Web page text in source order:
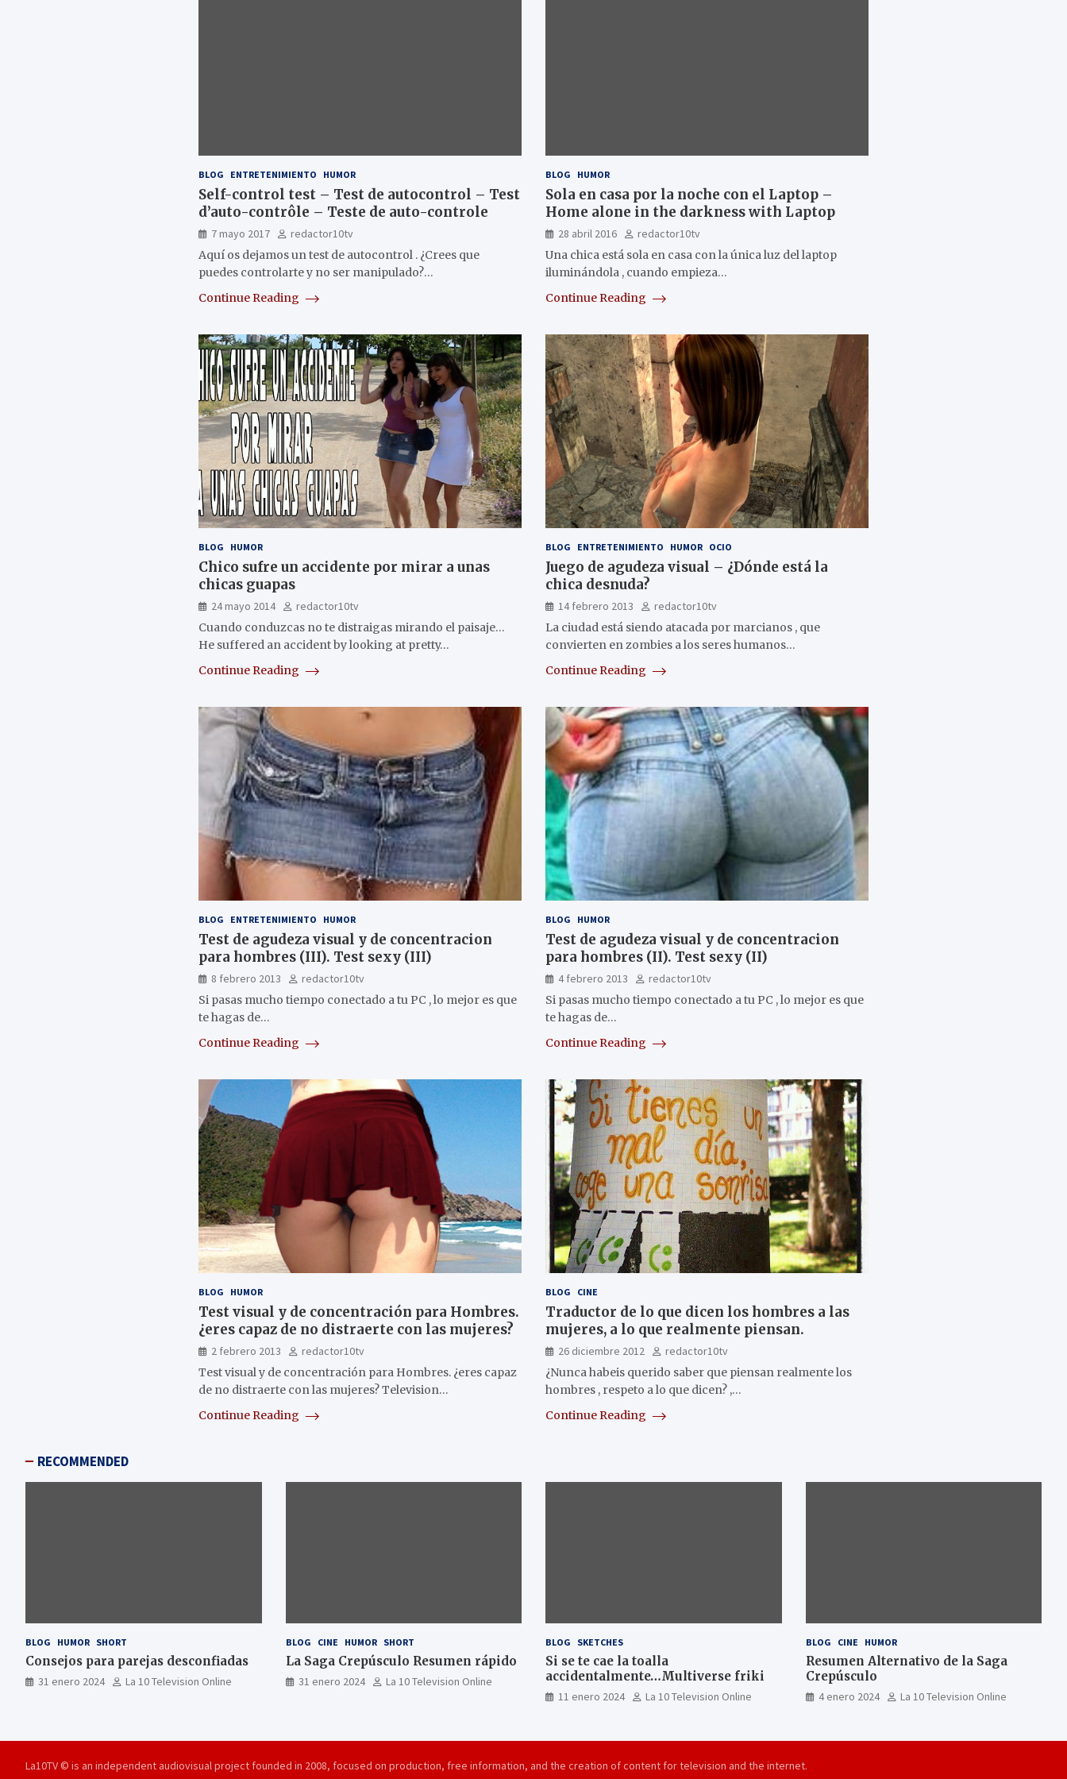
BLOG ENTRETENIMIENTO HUMOR
Self-control test – Test de autocontrol – Test
d’auto-contrôle – Teste de auto-controle
7 mayo 2017
redactor10tv
Aquí os dejamos un test de autocontrol . ¿Crees que
puedes controlarte y no ser manipulado?…
Continue Reading
BLOG HUMOR
Sola en casa por la noche con el Laptop –
Home alone in the darkness with Laptop
28 abril 2016
redactor10tv
Una chica está sola en casa con la única luz del laptop
iluminándola , cuando empieza…
Continue Reading
BLOG HUMOR
Chico sufre un accidente por mirar a unas
chicas guapas
24 mayo 2014
redactor10tv
Cuando conduzcas no te distraigas mirando el paisaje…
He suffered an accident by looking at pretty…
Continue Reading
BLOG ENTRETENIMIENTO HUMOR OCIO
Juego de agudeza visual – ¿Dónde está la
chica desnuda?
14 febrero 2013
redactor10tv
La ciudad está siendo atacada por marcianos , que
convierten en zombies a los seres humanos…
Continue Reading
BLOG ENTRETENIMIENTO HUMOR
Test de agudeza visual y de concentracion
para hombres (III). Test sexy (III)
8 febrero 2013
redactor10tv
Si pasas mucho tiempo conectado a tu PC , lo mejor es que
te hagas de…
Continue Reading
BLOG HUMOR
Test de agudeza visual y de concentracion
para hombres (II). Test sexy (II)
4 febrero 2013
redactor10tv
Si pasas mucho tiempo conectado a tu PC , lo mejor es que
te hagas de…
Continue Reading
BLOG HUMOR
Test visual y de concentración para Hombres.
¿eres capaz de no distraerte con las mujeres?
2 febrero 2013
redactor10tv
Test visual y de concentración para Hombres. ¿eres capaz
de no distraerte con las mujeres? Television…
Continue Reading
BLOG CINE
Traductor de lo que dicen los hombres a las
mujeres, a lo que realmente piensan.
26 diciembre 2012
redactor10tv
¿Nunca habeis querido saber que piensan realmente los
hombres , respeto a lo que dicen? ,…
Continue Reading
RECOMMENDED
BLOG HUMOR SHORT
Consejos para parejas desconfiadas
31 enero 2024 La 10 Television Online
BLOG CINE HUMOR SHORT
La Saga Crepúsculo Resumen rápido
31 enero 2024 La 10 Television Online
BLOG SKETCHES
Si se te cae la toalla
accidentalmente…Multiverse friki
11 enero 2024 La 10 Television Online
BLOG CINE HUMOR
Resumen Alternativo de la Saga
Crepúsculo
4 enero 2024 La 10 Television Online
La10TV © is an independent audiovisual project founded in 2008, focused on production, free information, and the creation of content for television and the internet.